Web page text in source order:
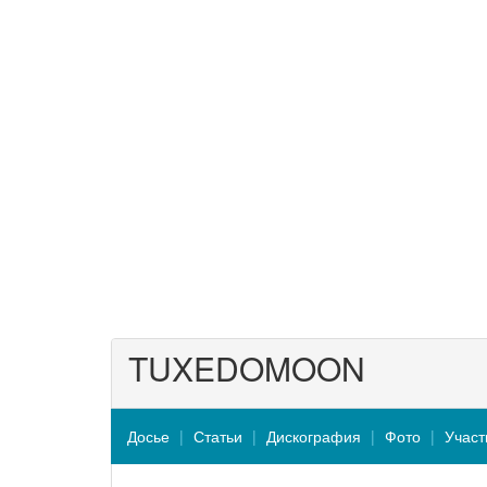
TUXEDOMOON
Досье Статьи Дискография Фото